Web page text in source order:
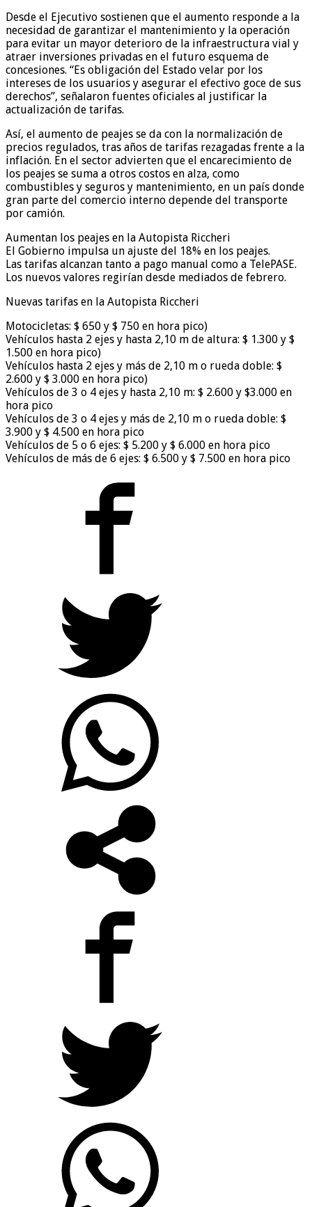
Desde el Ejecutivo sostienen que el aumento responde a la
necesidad de garantizar el mantenimiento y la operación
para evitar un mayor deterioro de la infraestructura vial y
atraer inversiones privadas en el futuro esquema de
concesiones. “Es obligación del Estado velar por los
intereses de los usuarios y asegurar el efectivo goce de sus
derechos”, señalaron fuentes oficiales al justificar la
actualización de tarifas.
Así, el aumento de peajes se da con la normalización de
precios regulados, tras años de tarifas rezagadas frente a la
inflación. En el sector advierten que el encarecimiento de
los peajes se suma a otros costos en alza, como
combustibles y seguros y mantenimiento, en un país donde
gran parte del comercio interno depende del transporte
por camión.
Aumentan los peajes en la Autopista Riccheri
El Gobierno impulsa un ajuste del 18% en los peajes.
Las tarifas alcanzan tanto a pago manual como a TelePASE.
Los nuevos valores regirían desde mediados de febrero.
Nuevas tarifas en la Autopista Riccheri
Motocicletas: $ 650 y $ 750 en hora pico)
Vehículos hasta 2 ejes y hasta 2,10 m de altura: $ 1.300 y $
1.500 en hora pico)
Vehículos hasta 2 ejes y más de 2,10 m o rueda doble: $
2.600 y $ 3.000 en hora pico)
Vehículos de 3 o 4 ejes y hasta 2,10 m: $ 2.600 y $3.000 en
hora pico
Vehículos de 3 o 4 ejes y más de 2,10 m o rueda doble: $
3.900 y $ 4.500 en hora pico
Vehículos de 5 o 6 ejes: $ 5.200 y $ 6.000 en hora pico
Vehículos de más de 6 ejes: $ 6.500 y $ 7.500 en hora pico